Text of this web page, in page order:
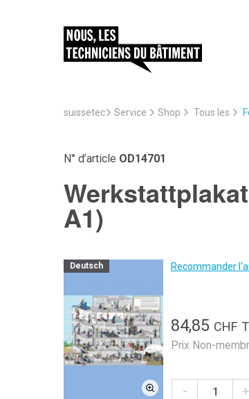
suissetec Service Shop Tous les
N° d’article OD14701
A1)
Deutsch Recommander
84,85 CHF
Prix Non-
- +